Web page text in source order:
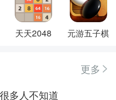
天天2048 元游五子棋
更多
人不知道